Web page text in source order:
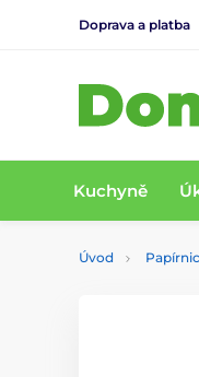
Doprava a platba
Kuchyně
Úvod